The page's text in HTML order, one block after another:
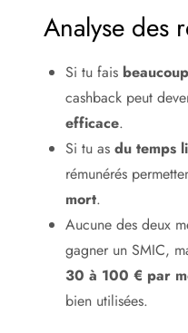
Analyse des
Si tu fais
cashback peut
efficace.
Si tu as du temps
rémunérés
mort.
Aucune des deux
gagner un SMIC,
30 à 100 € par
bien utilisées.